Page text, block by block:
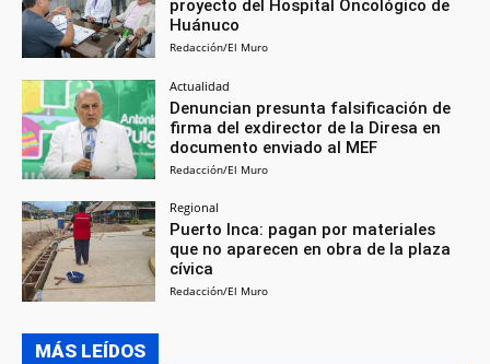
proyecto del Hospital Oncológico de
Huánuco
Redacción/El Muro
Actualidad
Denuncian presunta falsificación de
firma del exdirector de la Diresa en
documento enviado al MEF
Redacción/El Muro
Regional
Puerto Inca: pagan por materiales
que no aparecen en obra de la plaza
cívica
Redacción/El Muro
MÁS LEÍDOS